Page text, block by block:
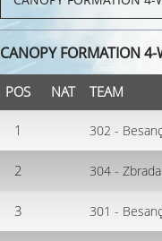
CANOPY FORMATION
POS NAT TEAM
1 302 -
2 304 -
3 301 -